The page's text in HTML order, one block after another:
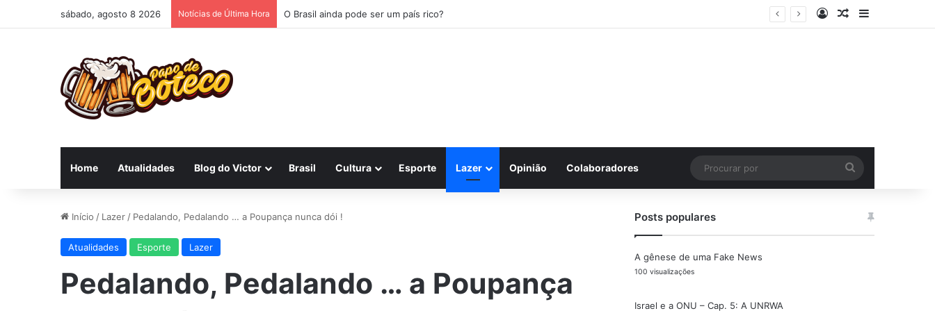
sábado, agosto 8 2026 Notícias de Última Hora O Brasil ainda pode ser um país rico? EntrarArtigo aleatório
Home Atualidades Blog do Victor Brasil Cultura Esporte Lazer Opinião Colaboradores
por
Início / Lazer / Pedalando, Pedalando … a Poupança nunca dói !
Atualidades Esporte Lazer
Pedalando, Pedalando … a Poupança
Posts populares
A gênese de uma Fake News
100 visualizações
Israel e a ONU – Cap. 5: A UNRWA